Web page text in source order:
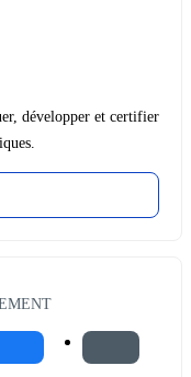
développer et certifier